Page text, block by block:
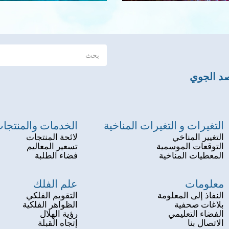
الجوي
التغيرات و التغيرات المناخية
التغيير المناخي
التوقعات الموسمية
المعطيات المناخية
الخدمات
لائحة المنتجات
تسعير المعاليم
فضاء الطلبة
معلومات
النفاذ إلى المعلومة
بلاغات صحفية
الفضاء التعليمي
الاتصال بنا
علم الفلك
التقويم الفلكي
الظواهر الفلكية
رؤية الهلال
إتجاه القبلة